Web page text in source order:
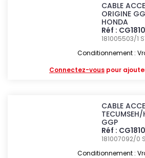
CABLE
ORIGINE
HONDA
Réf :
181005503/1
Conditionnement :
Connectez-vous pour
CABLE
GGP
Réf :
181007092/0
Conditionnement :